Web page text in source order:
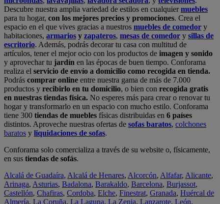
Conforama solo comercializa a través de su website o, físicamente,
en sus tiendas de sofás.
Alcalá de Guadaíra,Alcalá de Henares,Alcorcón,Alfafar ,Alicante,
Arinaga,Asturias,Badalona,Barakaldo,Barcelona,Burjassot
Castellón ,Chafiras,Cordoba,Elche ,Finestrat, Granada,Huércal de
Almería,La Coruña,La Laguna,La Zenia,Lanzarote ,León,
Lleida,Los Barrios,Madrid, Majadahonda,Málaga,Murcia,
Orotava,Palma, Pamplona,Rivas,Sabadell ,Sagunto, Salt, Girona
San Sebastian,Sant Boi, Santander,Santiago de Compostela,
Sevilla,Tamaraceite,Terrassa, Viana,Vilanova i la Geltrú,Zaragoza
Ver más >>
© Conforama Términos y Condiciones Política de privacidad
Política de cookies Configuración de Cookies